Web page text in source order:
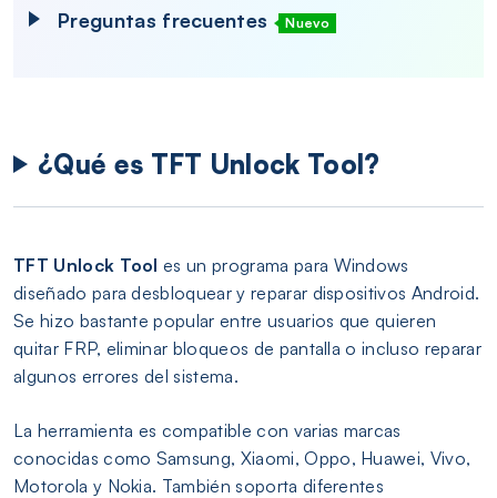
Preguntas frecuentes Nuevo
¿Qué es TFT Unlock Tool?
TFT Unlock Tool es un programa para Windows
diseñado para desbloquear y reparar dispositivos Android.
Se hizo bastante popular entre usuarios que quieren
quitar FRP, eliminar bloqueos de pantalla o incluso reparar
algunos errores del sistema.
La herramienta es compatible con varias marcas
conocidas como Samsung, Xiaomi, Oppo, Huawei, Vivo,
Motorola y Nokia. También soporta diferentes